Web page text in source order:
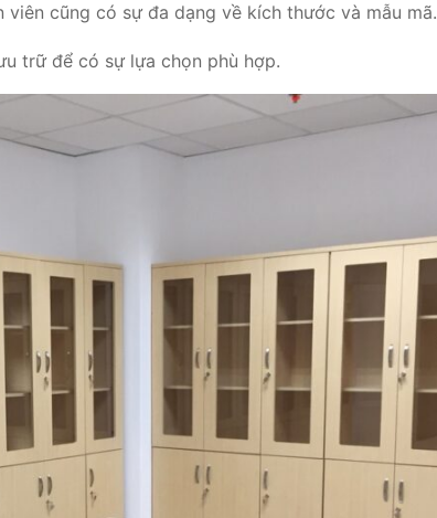
cũng có sự đa dạng về kích thước và mẫu mã.
trữ để có sự lựa chọn phù hợp.